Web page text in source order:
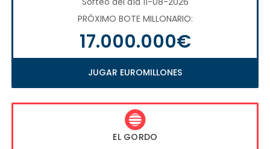
PRÓXIMO BOTE MILLONARIO:
17.000.000€
JUGAR EUROMILLONES
EL GORDO